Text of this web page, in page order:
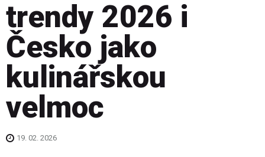
trendy 2026 i
Česko jako
kulinářskou
velmoc
19. 02. 2026